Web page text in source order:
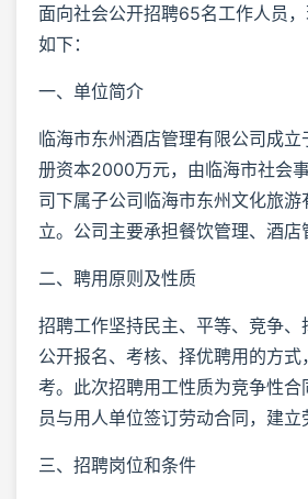
面向社会公开招聘65名工作人员
如下：
一、单位简介
临海市东州酒店管理有限公司成
册资本2000万元，由临海市社会
司下属子公司临海市东州文化旅
立。公司主要承担餐饮管理、酒店
二、聘用原则及性质
招聘工作坚持民主、平等、竞争、
公开报名、考核、择优聘用的方式
考。此次招聘用工性质为竞争性合
员与用人单位签订劳动合同，建立
三、招聘岗位和条件